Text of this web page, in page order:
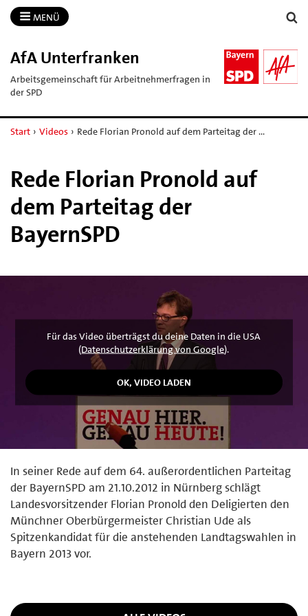
MENÜ
AfA Unterfranken
Arbeitsgemeinschaft für Arbeitnehmerfragen in
der SPD
Start › Videos › Rede Florian Pronold auf dem Parteitag der …
Rede Florian Pronold auf
dem Parteitag der
BayernSPD
Für das Video überträgst du deine Daten in die USA
(Datenschutzerklärung von Google).
In seiner Rede auf dem 64. außerordentlichen Parteitag
der BayernSPD am 21.10.2012 in Nürnberg schlägt
Landesvorsitzender Florian Pronold den Deligierten den
Münchner Oberbürgermeister Christian Ude als
Spitzenkandidat für die anstehenden Landtagswahlen in
Bayern 2013 vor.